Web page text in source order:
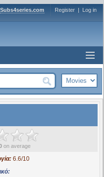
Subs4series.com Register | Log in
on average
6.6/10